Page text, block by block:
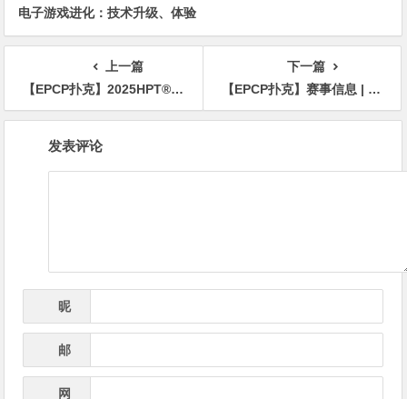
电子游戏进化：技术升级、体验
创新与未来趋势
上一篇
【EPCP扑克】2025HPT® 南海杯｜主赛B组郁伟健领衔晋级，主赛C组D组（快速）今日开打
下一篇
【EPCP扑克】赛事信息 | 第二届HPT南海杯·海南智力扑克大赛定档2026年1月15-21日
发表评论
昵
邮
网